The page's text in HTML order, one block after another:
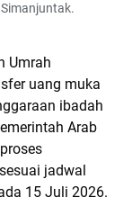
Umrah
uang muka
ibadah
Arab
jadwal
15 Juli 2026.